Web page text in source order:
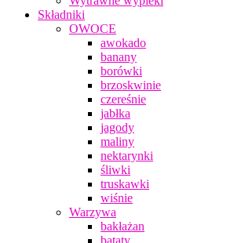
Składniki
OWOCE
awokado
banany
borówki
brzoskwinie
czereśnie
jabłka
jagody
maliny
nektarynki
śliwki
truskawki
wiśnie
Warzywa
bakłażan
bataty